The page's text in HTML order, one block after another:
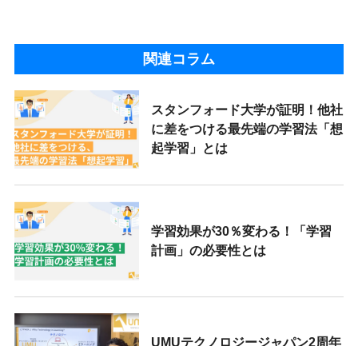
関連コラム
スタンフォード大学が証明！他社
に差をつける最先端の学習法「想
起学習」とは
学習効果が30％変わる！「学習
計画」の必要性とは
UMUテクノロジージャパン2周年